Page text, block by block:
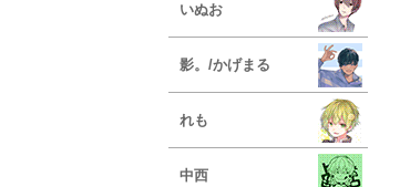
いぬお
影。/かげまる
れも
中西